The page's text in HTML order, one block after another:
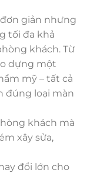
giản nhưng
tối đa khả
khách. Từ
dựng một
mỹ – tất cả
đúng loại màn
khách mà
xây sửa,
đổi lớn cho